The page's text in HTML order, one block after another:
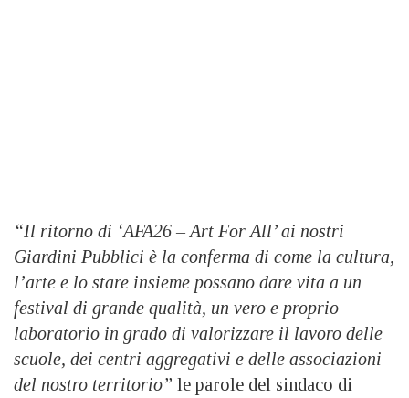
“Il ritorno di ‘AFA26 – Art For All’ ai nostri
Giardini Pubblici è la conferma di come la cultura,
l’arte e lo stare insieme possano dare vita a un
festival di grande qualità, un vero e proprio
laboratorio in grado di valorizzare il lavoro delle
scuole, dei centri aggregativi e delle associazioni
del nostro territorio” le parole del sindaco di